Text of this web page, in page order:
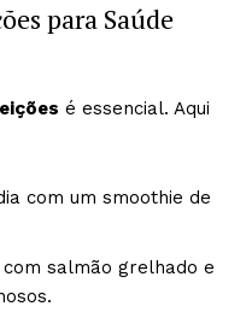
para Saúde
é essencial. Aqui
com um smoothie de
salmão grelhado e